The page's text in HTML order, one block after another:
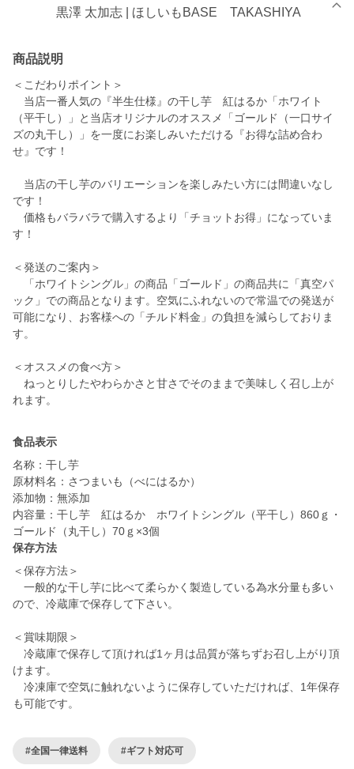
黒澤 太加志 | ほしいもBASE TAKASHIYA
商品説明
＜こだわりポイント＞
当店一番人気の『半生仕様』の干し芋 紅はるか「ホワイト
（平干し）」と当店オリジナルのオススメ「ゴールド（一口サイ
ズの丸干し）」を一度にお楽しみいただける『お得な詰め合わ
せ』です！
当店の干し芋のバリエーションを楽しみたい方には間違いなし
です！
価格もバラバラで購入するより「チョットお得」になっていま
す！
＜発送のご案内＞
「ホワイトシングル」の商品「ゴールド」の商品共に「真空パ
ック」での商品となります。空気にふれないので常温での発送が
可能になり、お客様への「チルド料金」の負担を減らしておりま
す。
＜オススメの食べ方＞
ねっとりしたやわらかさと甘さでそのままで美味しく召し上が
れます。
食品表示
名称：干し芋
原材料名：さつまいも（べにはるか）
添加物：無添加
内容量：干し芋 紅はるか ホワイトシングル（平干し）860ｇ・
ゴールド（丸干し）70ｇ×3個
保存方法
＜保存方法＞
一般的な干し芋に比べて柔らかく製造している為水分量も多い
ので、冷蔵庫で保存して下さい。
＜賞味期限＞
冷蔵庫で保存して頂ければ1ヶ月は品質が落ちずお召し上がり頂
けます。
冷凍庫で空気に触れないように保存していただければ、1年保存
も可能です。
#全国一律送料 #ギフト対応可